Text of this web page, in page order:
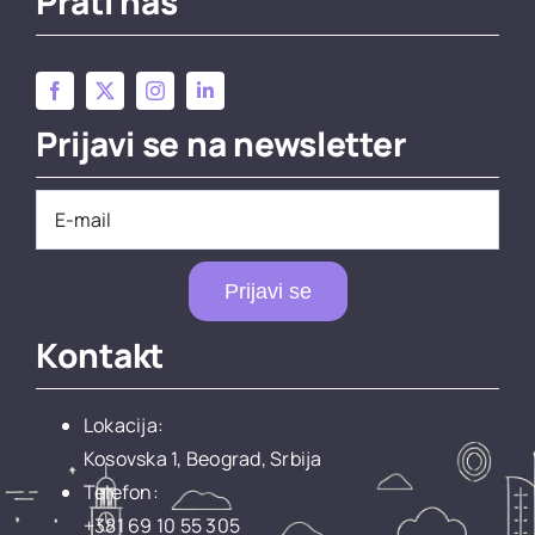
Prijavi se na newsletter
Prijavi se
Kontakt
Lokacija:
Kosovska 1, Beograd, Srbija
Telefon:
+381 69 10 55 305